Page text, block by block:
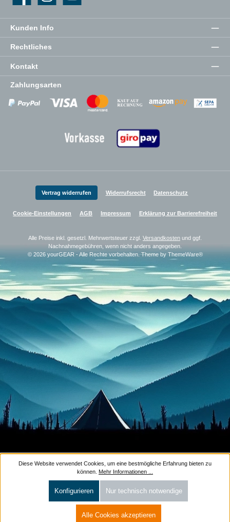
Kunden Info
Rechtliches
Kontakt
Zahlungsarten
Zahlungsanbieter Zahlungsanbieter
Zahlungsanbieter
Vertrag widerrufen Widerrufsrecht Datenschutz
Cookie-Einstellungen AGB Impressum Erklärung zur Barrierefreiheit
Alle Preise inkl. gesetzl. Mehrwertsteuer zzgl. Versandkosten und ggf.
Nachnahmegebühren, wenn nicht anders angegeben.
© 2026 yourGEAR - Alle Rechte vorbehalten. Theme by ThemeWare®
Diese Website verwendet Cookies, um eine bestmögliche Erfahrung bieten zu
können. Mehr Informationen ...
Nur technisch notwendige
Konfigurieren
Alle Cookies akzeptieren